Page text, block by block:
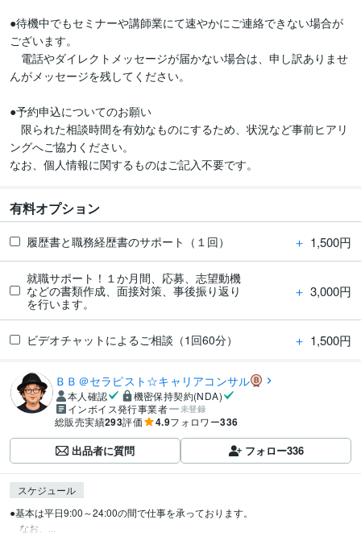
●待機中でもセミナーや講師業にて速やかにご連絡できない場合が
ございます。
電話やダイレクトメッセージが届かない場合は、申し訳ありませ
んがメッセージを残してください。
●予約申込についてのお願い
限られた相談時間を有効なものにするため、状況など事前ヒアリ
ングへご協力ください。
有料オプション
履歴書と職務経歴書のサポート（１回） ＋ 1,500円
就職サポート！１か月間、応募、志望動機
などの書類作成、面接対策、事後振り返り
を行います。
＋ 3,000円
ビデオチャットによるご相談（1回60分） ＋ 1,500円
ＢＢ＠セラピスト☆キャリアコンサル
本人確認
機密保持契約(NDA)
インボイス発行事業者
未登録
総販売実績293評価 4.9フォロワー336
出品者に質問 フォロー336
スケジュール
●基本は平日9:00～24:00の間で仕事を承っております。
なお、...